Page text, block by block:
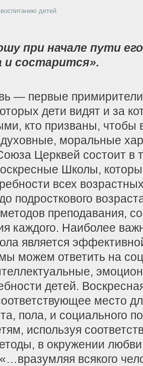
детей
при начале пути
и состарится».
— первые
дети видят и за
кто призваны, чтобы
моральные
Церквей состоит в
Школы,
всех
подросткового
преподавания,
каждого. Наиболее
является
можем ответить на
детей.
место
пола, и социального
используя
в окружении
всякого